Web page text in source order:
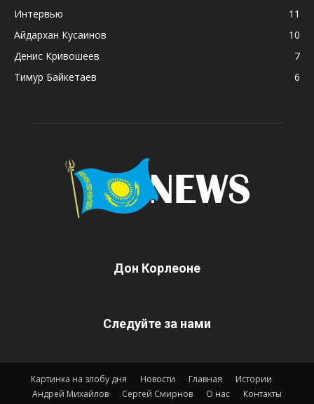
Интервью
11
Айдархан Кусаинов
10
Денис Кривошеев
7
Тимур Байкетаев
6
Дон Корлеоне
Следуйте за нами
Картинка на злобу дня Новости Главная
Истории
Андрей Михайлов
Сергей Смирнов О нас Контакты